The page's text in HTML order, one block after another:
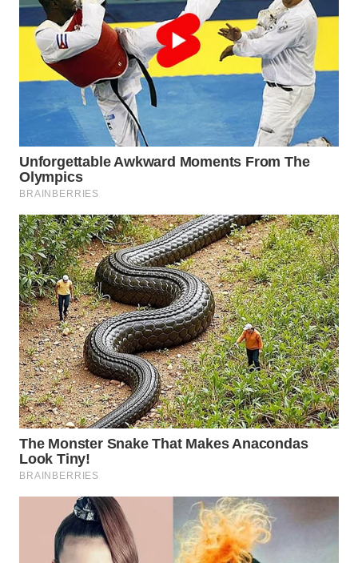
WN
PAKPAK
KARAWANG
WN
BEKASI
BOGOR
WN
DEPOK
WN
TAPANULI
UTARA
WN
SAMOSIR
WN
PADANG
LAWAS
WN
SUMEDANG